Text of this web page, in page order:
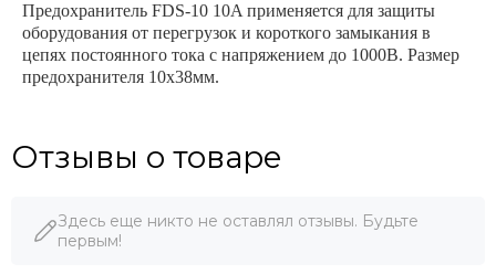
Предохранитель FDS-10 10A применяется для защиты
оборудования от перегрузок и короткого замыкания в
цепях постоянного тока с напряжением до 1000В. Размер
предохранителя 10x38мм.
Отзывы о товаре
Здесь еще никто не оставлял отзывы. Будьте
первым!